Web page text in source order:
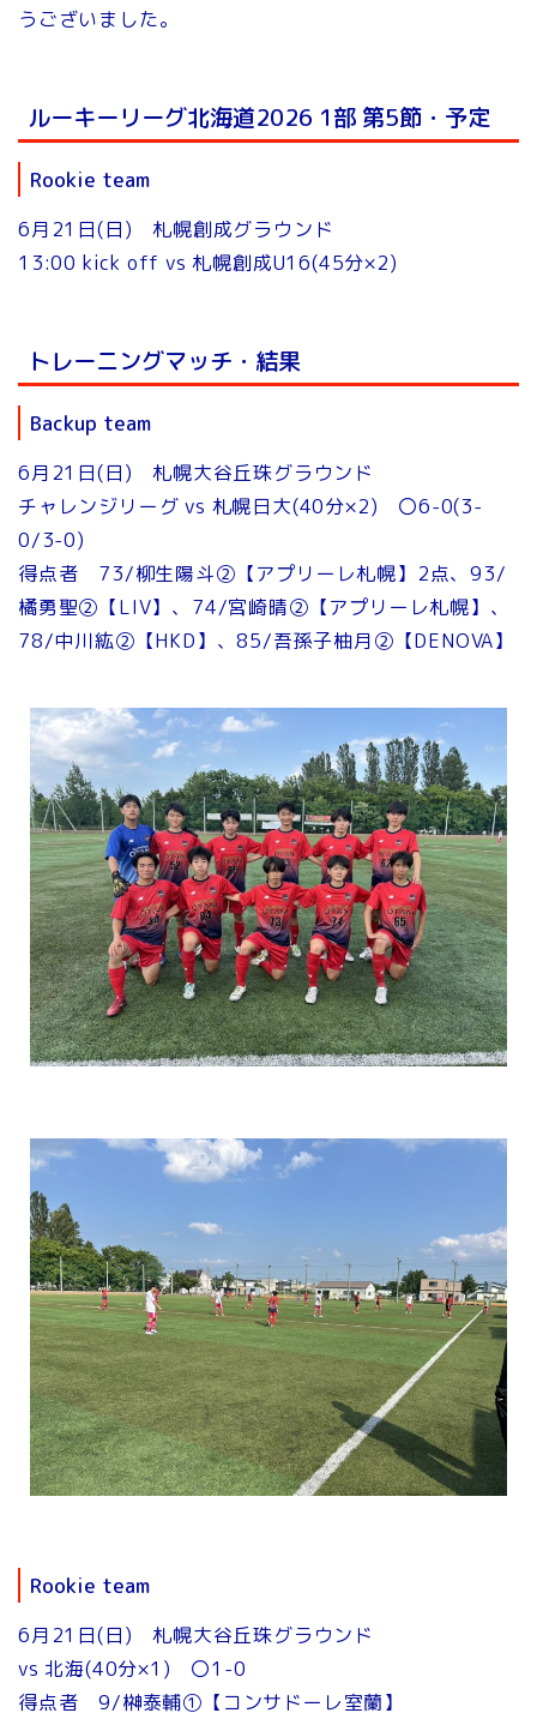
うございました。
ルーキーリーグ北海道2026 1部 第5節・予定
Rookie team
6月21日(日) 札幌創成グラウンド
13:00 kick off vs 札幌創成U16(45分×2)
トレーニングマッチ・結果
Backup team
6月21日(日) 札幌大谷丘珠グラウンド
チャレンジリーグ vs 札幌日大(40分×2) 〇6-0(3-
0/3-0)
得点者 73/柳生陽斗②【アプリーレ札幌】2点、93/
橘勇聖②【LIV】、74/宮崎晴②【アプリーレ札幌】、
78/中川紘②【HKD】、85/吾孫子柚月②【DENOVA】
Rookie team
6月21日(日) 札幌大谷丘珠グラウンド
vs 北海(40分×1) 〇1-0
得点者 9/榊泰輔①【コンサドーレ室蘭】